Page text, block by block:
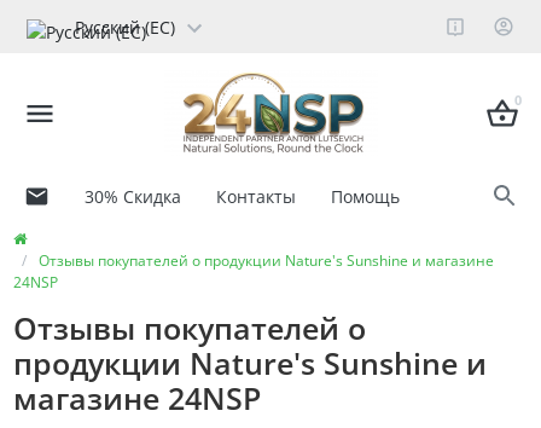
Русский (ЕС)
0
30% Скидка Контакты Помощь
Отзывы покупателей о продукции Nature's Sunshine и магазине
24NSP
Отзывы покупателей о
продукции Nature's Sunshine и
магазине 24NSP